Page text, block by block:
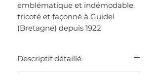
emblématique et indémodable,
tricoté et façonné à Guidel
(Bretagne) depuis 1922
Descriptif détaillé